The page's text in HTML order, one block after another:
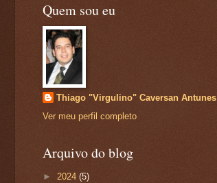
Quem sou eu
Thiago "Virgulino" Caversan Antunes
Ver meu perfil completo
Arquivo do blog
► 2024 (5)